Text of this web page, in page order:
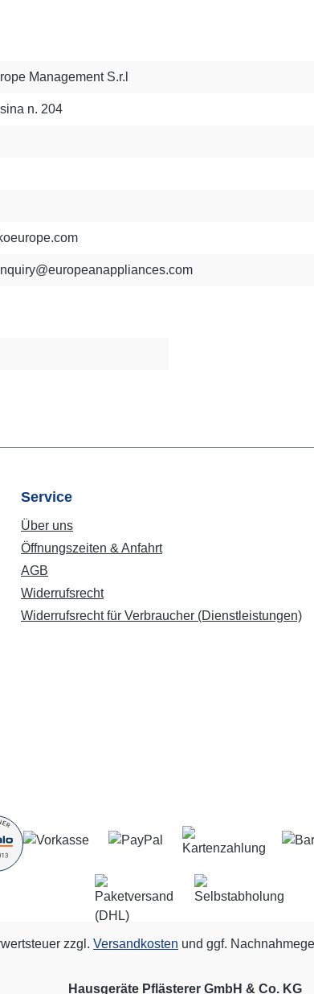
Management S.r.l
n. 204
Service
Über uns
Öffnungszeiten & Anfahrt
AGB
Widerrufsrecht
Widerrufsrecht für Verbraucher (Dienstleistungen)
zzgl. Versandkosten und ggf.
Hausgeräte Pflästerer GmbH & Co. KG